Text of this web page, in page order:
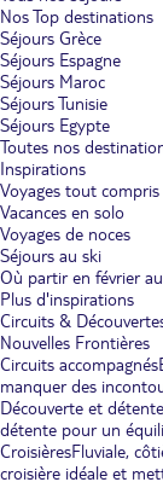
Nos Top destinations
Séjours Grèce
Séjours Espagne
Séjours Maroc
Séjours Tunisie
Séjours Egypte
Toutes nos
Inspirations
Voyages tout compris
Vacances en solo
Voyages de noces
Séjours au ski
Où partir en février
Plus d'inspirations
Circuits &
Nouvelles Frontières
Circuits accompagnés
manquer des
Découverte et détente
détente pour un
CroisièresFluviale,
croisière idéale et